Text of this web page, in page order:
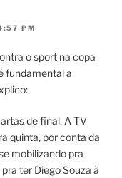
PM
o sport na copa
fundamental a
de final. A TV
quinta, por conta da
mobilizando pra
ter Diego Souza à